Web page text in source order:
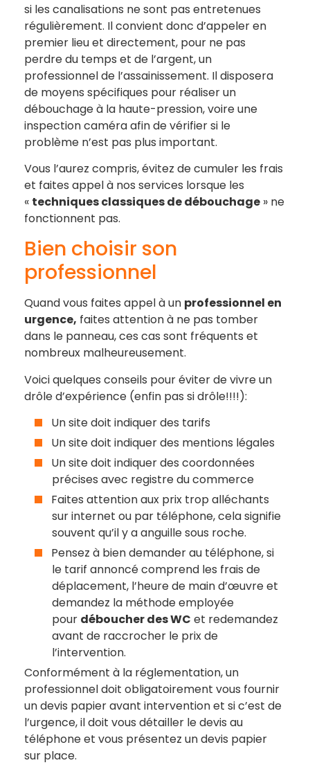
si les canalisations ne sont pas entretenues
régulièrement. Il convient donc d’appeler en
premier lieu et directement, pour ne pas
perdre du temps et de l’argent, un
professionnel de l’assainissement. Il disposera
de moyens spécifiques pour réaliser un
débouchage à la haute-pression, voire une
inspection caméra afin de vérifier si le
problème n’est pas plus important.
Vous l’aurez compris, évitez de cumuler les frais
et faites appel à nos services lorsque les
« techniques classiques de débouchage » ne
fonctionnent pas.
Bien choisir son
professionnel
Quand vous faites appel à un professionnel en
urgence, faites attention à ne pas tomber
dans le panneau, ces cas sont fréquents et
nombreux malheureusement.
Voici quelques conseils pour éviter de vivre un
drôle d’expérience (enfin pas si drôle!!!!):
Un site doit indiquer des tarifs
Un site doit indiquer des mentions légales
Un site doit indiquer des coordonnées
précises avec registre du commerce
Faites attention aux prix trop alléchants
sur internet ou par téléphone, cela signifie
souvent qu’il y a anguille sous roche.
Pensez à bien demander au téléphone, si
le tarif annoncé comprend les frais de
déplacement, l’heure de main d’œuvre et
demandez la méthode employée
pour déboucher des WC et redemandez
avant de raccrocher le prix de
l’intervention.
Conformément à la réglementation, un
professionneldoit obligatoirement vous fournir
un devis papier avant intervention et si c’est de
l’urgence, il doit vous détailler le devis au
téléphone et vous présentez un devis papier
sur place.